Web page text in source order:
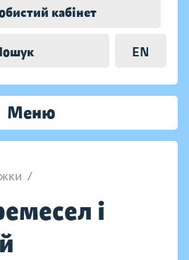
кабінет
EN
Меню
/
і